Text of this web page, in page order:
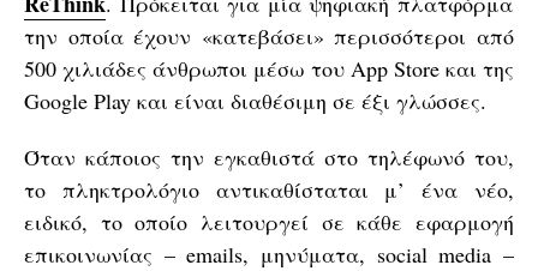
την οποία έχουν «κατεβάσει» περισσότεροι από
500 χιλιάδες άνθρωποι μέσω του App Store και της
Google Play και είναι διαθέσιμη σε έξι γλώσσες.
Όταν κάποιος την εγκαθιστά στο τηλέφωνό του,
το πληκτρολόγιο αντικαθίσταται μ’ ένα νέο,
ειδικό, το οποίο λειτουργεί σε κάθε εφαρμογή
επικοινωνίας – emails, μηνύματα, social media –